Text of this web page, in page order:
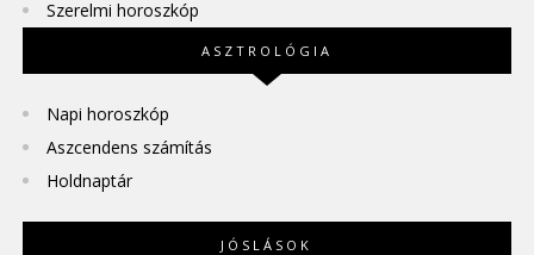
Szerelmi horoszkóp
ASZTROLÓGIA
Napi horoszkóp
Aszcendens számítás
Holdnaptár
JÓSLÁSOK